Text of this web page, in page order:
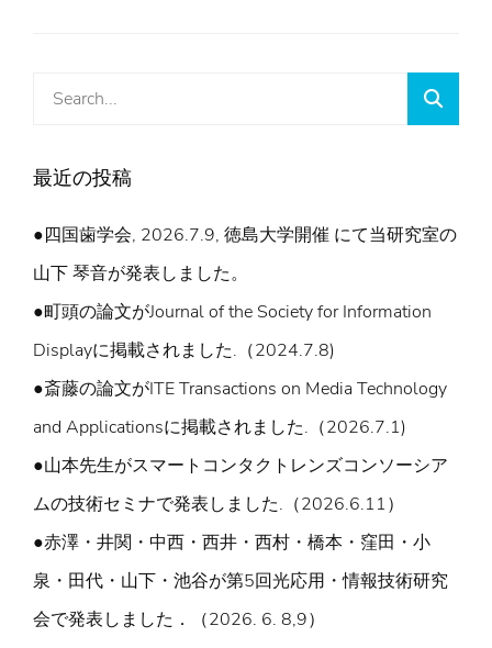
最近の投稿
●四国歯学会, 2026.7.9, 徳島大学開催 にて当研究室の
山下 琴音が発表しました。
●町頭の論文がJournal of the Society for Information
Displayに掲載されました.（2024.7.8)
●斎藤の論文がITE Transactions on Media Technology
and Applicationsに掲載されました.（2026.7.1)
●山本先生がスマートコンタクトレンズコンソーシア
ムの技術セミナで発表しました.（2026.6.11）
●赤澤・井関・中西・西井・西村・橋本・窪田・小
泉・田代・山下・池谷が第5回光応用・情報技術研究
会で発表しました．（2026. 6. 8,9）